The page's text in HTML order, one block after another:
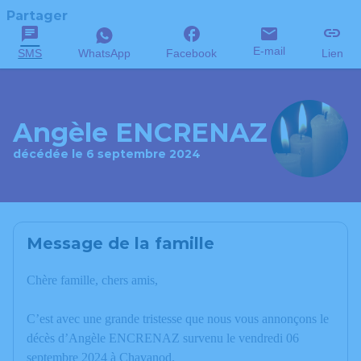
Partager
SMS WhatsApp Facebook E-mail Lien
Angèle ENCRENAZ
décédée le 6 septembre 2024
Message de la famille
Chère famille, chers amis,
C’est avec une grande tristesse que nous vous annonçons le
décès d’Angèle ENCRENAZ survenu le vendredi 06
septembre 2024 à Chavanod.